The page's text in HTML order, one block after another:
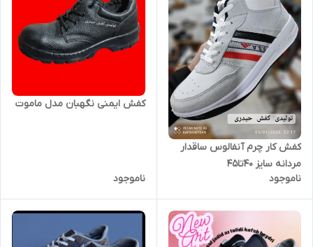
کفش کار چرم آنفالوس ساقدار
مردانه سایز 40تا45
ناموجود
کفش ایمنی نگهبان مدل ماموت
ناموجود